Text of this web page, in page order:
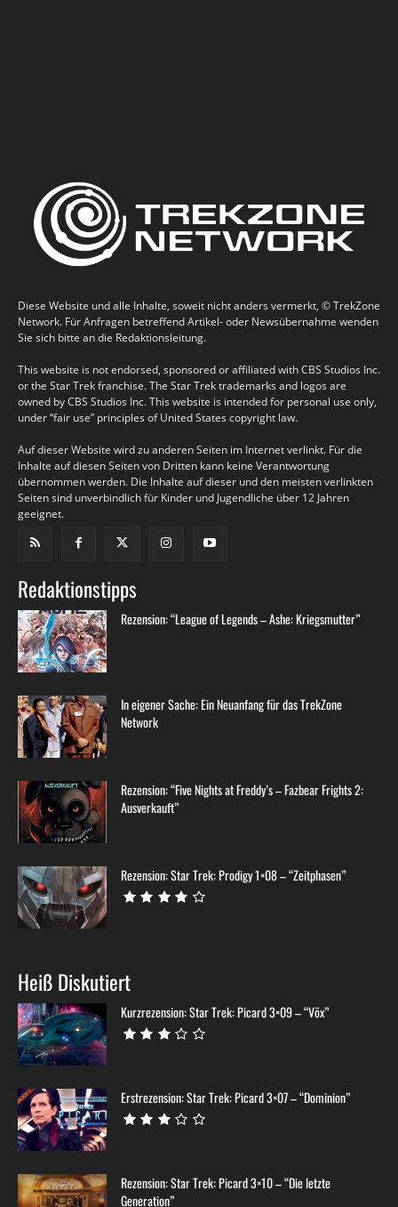
Diese Website und alle Inhalte, soweit nicht anders vermerkt, © TrekZone
Network. Für Anfragen betreffend Artikel- oder Newsübernahme wenden
Sie sich bitte an die Redaktionsleitung.
This website is not endorsed, sponsored or affiliated with CBS Studios Inc.
or the Star Trek franchise. The Star Trek trademarks and logos are
owned by CBS Studios Inc. This website is intended for personal use only,
under “fair use” principles of United States copyright law.
Auf dieser Website wird zu anderen Seiten im Internet verlinkt. Für die
Inhalte auf diesen Seiten von Dritten kann keine Verantwortung
übernommen werden. Die Inhalte auf dieser und den meisten verlinkten
Seiten sind unverbindlich für Kinder und Jugendliche über 12 Jahren
geeignet.
Redaktionstipps
Rezension: “League of Legends – Ashe: Kriegsmutter”
In eigener Sache: Ein Neuanfang für das TrekZone
Network
Rezension: “Five Nights at Freddy’s – Fazbear Frights 2:
Ausverkauft”
Rezension: Star Trek: Prodigy 1×08 – “Zeitphasen”
Heiß Diskutiert
Kurzrezension: Star Trek: Picard 3×09 – “Võx”
Erstrezension: Star Trek: Picard 3×07 – “Dominion”
Rezension: Star Trek: Picard 3×10 – “Die letzte
Generation”